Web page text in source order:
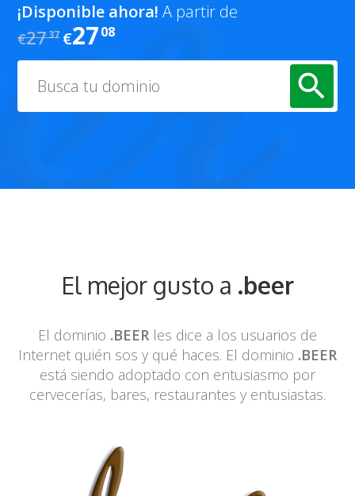
¡Disponible ahora! A partir de
€2737 €2708
search
El mejor gusto a .beer
El dominio .BEER les dice a los usuarios de
Internet quién sos y qué haces. El dominio .BEER
está siendo adoptado con entusiasmo por
cervecerías, bares, restaurantes y entusiastas.